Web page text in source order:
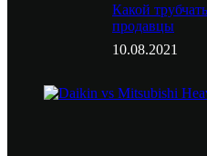
Какой
продавцы
10.08.2021